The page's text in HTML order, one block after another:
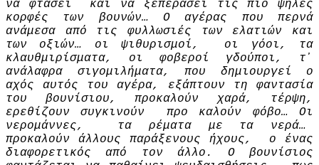
να φτάσει και να ξεπεράσει τις πιο ψηλές
κορφές των βουνών… Ο αγέρας που περνά
ανάμεσα από τις φυλλωσιές των ελατιών και
των οξιών… οι ψιθυρισμοί, οι γόοι, τα
κλαυθμιρίσματα, οι φοβεροί γδούποι, τ᾽
ανάλαφρα σιγομιλήματα, που δημιουργεί ο
αχός αυτός του αγέρα, εξάπτουν τη φαντασία
του βουνίσιου, προκαλούν χαρά, τέρψη,
ερεθίζουν συγκινούν προ­ καλούν φόβο… Οι
νερομάννες, τα ρέματα με τα νερά…
προκαλούν άλλους παράξενους ήχους, ο ένας
διαφορετικός από τον άλλο. Ο βουνίσιος